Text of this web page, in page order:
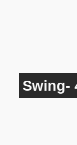
Swing-